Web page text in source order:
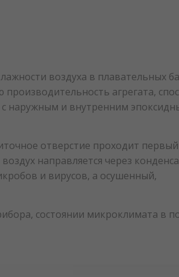
воздуха в плавательных
агрегата,
с наружным и внутренним
отверстие проходит
направляется через
и вирусов, а осушенный,
состоянии микроклимата в